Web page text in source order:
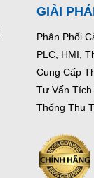
GIẢI
Phân Phối
PLC, HMI,
Cung Cấp
Tư Vấn
Thống Thu